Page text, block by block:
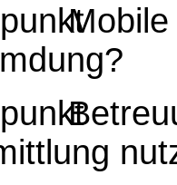
Mobile